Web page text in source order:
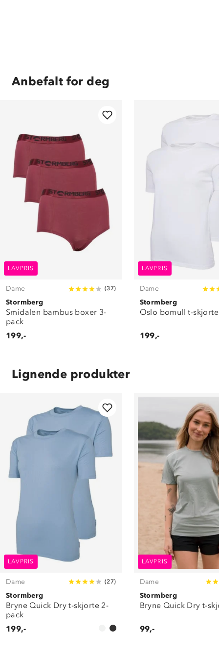
Anbefalt for deg
LAVPRIS
Dame (37)
Stormberg
Smidalen bambus boxer 3-
pack
199,-
LAVPRIS
Dame
Stormberg
Oslo bomull t-
199,-
Lignende produkter
LAVPRIS
Dame (27)
Stormberg
Bryne Quick Dry t-skjorte 2-
pack
199,-
LAVPRIS
Dame
Stormberg
Bryne Quick Dry t-
99,-